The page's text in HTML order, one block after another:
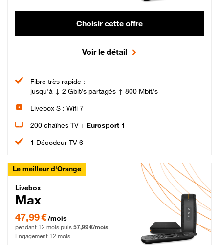
Choisir cette offre
Voir le détail
Fibre très rapide :
jusqu'à ↓ 2 Gbit/s partagés ↑ 800 Mbit/s
Livebox S : Wifi 7
200 chaînes TV + Eurosport 1
1 Décodeur TV 6
Le meilleur d'Orange
Livebox Max Fibre
Livebox
Max
47,99 € par mois pendant 12 mois puis 57,99 € par mois, Engagement 12 mois
47,99 €/mois
pendant 12 mois puis 57,99 €/mois
Engagement 12 mois